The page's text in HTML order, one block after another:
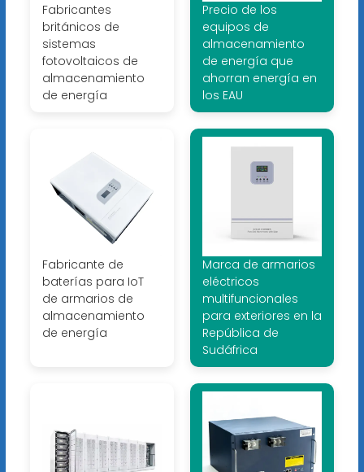
Fabricantes
británicos de
sistemas
fotovoltaicos de
almacenamiento
de energía
Precio de los
equipos de
almacenamiento
de energía que
ahorran energía en
los EAU
Fabricante de
baterías para IoT
de armarios de
almacenamiento
de energía
Marca de armarios
eléctricos
multifuncionales
para exteriores en la
República de
Sudáfrica